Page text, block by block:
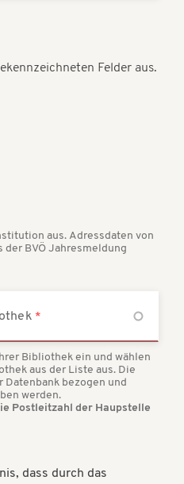
Felder aus.
aus. Adressdaten von
der BVÖ Jahresmeldung
Bibliothek ein und wählen
aus der Liste aus. Die
Datenbank bezogen und
werden.
Postleitzahl der Haupstelle
dass durch das